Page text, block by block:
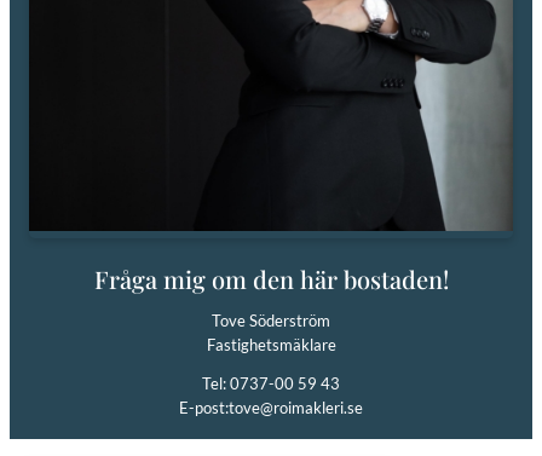
Fråga mig om den här bostaden!
Tove Söderström
Fastighetsmäklare
Tel: 0737-00 59 43
E-post:tove@roimakleri.se